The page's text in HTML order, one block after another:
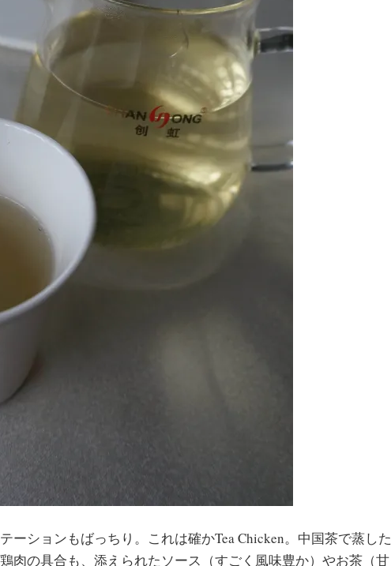
ーションもばっちり。これは確かTea Chicken。中国茶で蒸した
肉の具合も、添えられたソース（すごく風味豊か）やお茶（甘